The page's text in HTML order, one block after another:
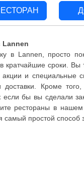
Lannen
в Lannen, просто
кратчайшие сроки.
и специальные
Кроме
если бы вы сделали
рестораны в
самый простой способ